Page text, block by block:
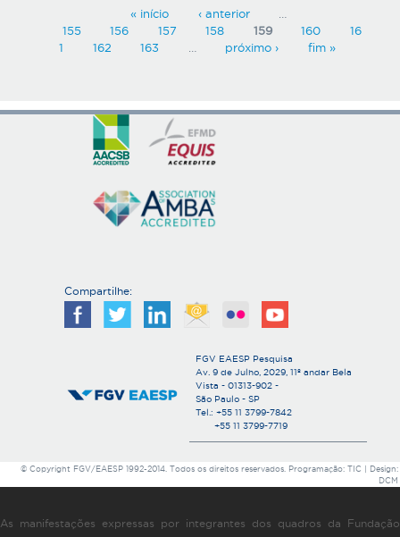
a
« início ‹ anterior
155
156 157 158 159 160
16
1
162 163 próximo › fim »
Compartilhe:
FGV EAESP Pesquisa
Av. 9 de Julho, 2029, 11º andar Bela
Vista - 01313-902 -
São Paulo - SP
Tel.: +55 11 3799-7842
+55 11 3799-7719
© Copyright FGV/EAESP 1992-2014. Todos os direitos reservados. Programação: TIC | Design:
DCM
As manifestações expressas por integrantes dos quadros da Fundação